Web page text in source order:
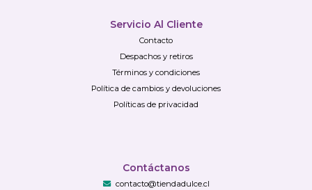
Servicio Al Cliente
Contacto
Despachos y retiros
Términos y condiciones
Política de cambios y devoluciones
Políticas de privacidad
Contáctanos
contacto@tiendadulce.cl